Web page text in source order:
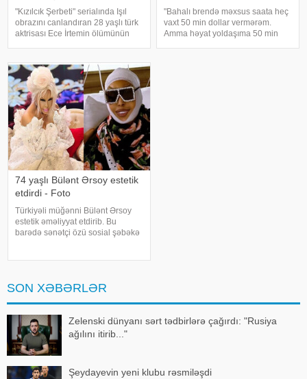
"Kızılcık Şerbeti" serialında Işıl
obrazını canlandıran 28 yaşlı türk
aktrisası Ece İrtemin ölümünün
(DHA) Türkiyə Məhkəmə-Tibb
İnstitutunun rəyinə istinadə
"Bahalı brendə məxsus saata heç
vaxt 50 min dollar vermərəm.
Amma həyat yoldaşıma 50 min
74 yaşlı Bülənt Ərsoy estetik
etdirdi - Foto
Türkiyəli müğənni Bülənt Ərsoy
estetik əməliyyat etdirib. Bu
barədə sənətçi özü sosial şəbəkə
SON XƏBƏRLƏR
Zelenski dünyanı sərt tədbirlərə çağırdı: "Rusiya
ağılını itirib..."
Şeydayevin yeni klubu rəsmiləşdi